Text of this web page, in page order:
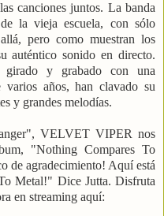
canciones juntos. La banda
la vieja escuela, con sólo
pero como muestran los
auténtico sonido en directo.
y grabado con una
varios años, han clavado su
y grandes melodías.
VELVET VIPER nos
"Nothing Compares To
de agradecimiento! Aquí está
Metal!" Dice Jutta. Disfruta
en streaming aquí: